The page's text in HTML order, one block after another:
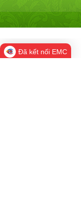
Đã kết nối EMC